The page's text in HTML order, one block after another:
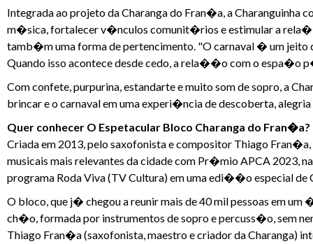
Integrada ao projeto da Charanga do Fran�a, a
m�sica, fortalecer v�nculos comunit�rios e estimular a
tamb�m uma forma de pertencimento. "O carnaval � um jeito
Quando isso acontece desde cedo, a rela��o com o espa�o
Com confete, purpurina, estandarte e muito som de sopro, a
brincar e o carnaval em uma experi�ncia de descoberta,
Quer conhecer O Espetacular Bloco Charanga do Fran�a?
Criada em 2013, pelo saxofonista e compositor Thiago
musicais mais relevantes da cidade com Pr�mio APCA 2023,
programa Roda Viva (TV Cultura) em uma edi��o especial de
O bloco, que j� chegou a reunir mais de 40 mil pessoas em
ch�o, formada por instrumentos de sopro e percuss�o, sem
Thiago Fran�a (saxofonista, maestro e criador da Charanga)